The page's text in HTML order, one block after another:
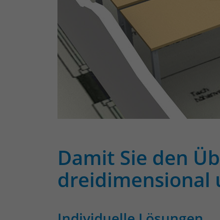
Damit Sie den
dreidimensional